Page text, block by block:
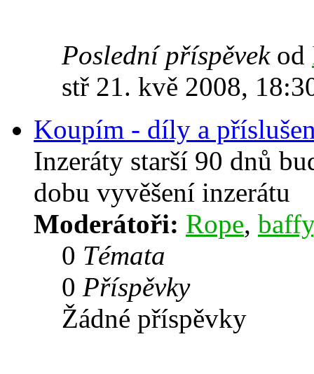
Poslední příspěvekod
stř 21. kvě 2008,
Koupím - díly a
Inzeráty starší 90 dnů
dobu vyvěšení inzerátu
Moderátoři: Rope, baffy
0 Témata
0 Příspěvky
Žádné příspěvky